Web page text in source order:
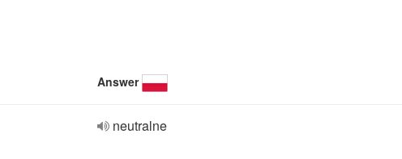
Answer
neutralne